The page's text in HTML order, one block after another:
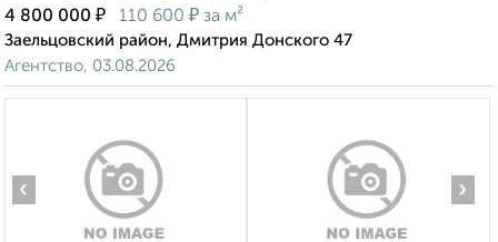
4 800 000 ₽ 110 600 ₽ за м²
Заельцовский район, Дмитрия Донского 47
Агентство, 03.08.2026
‹ ›